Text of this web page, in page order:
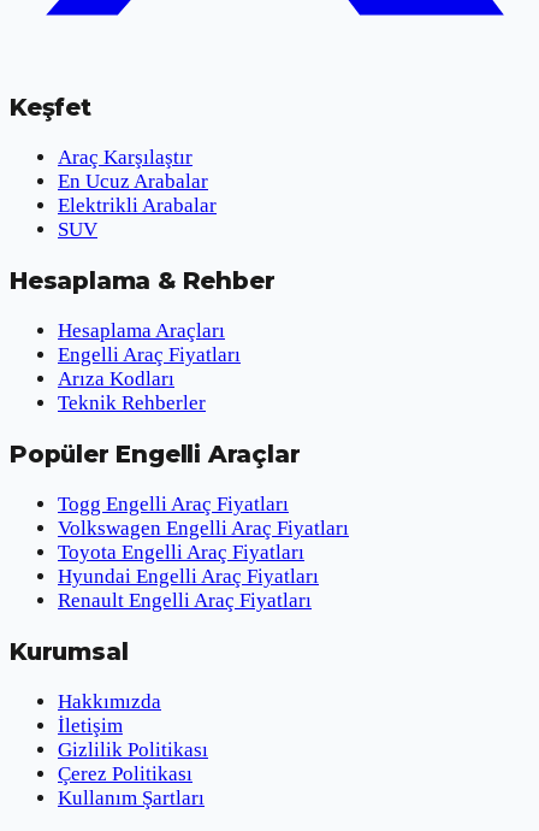
Keşfet
Araç Karşılaştır
En Ucuz Arabalar
Elektrikli Arabalar
SUV
Hesaplama & Rehber
Hesaplama Araçları
Engelli Araç Fiyatları
Arıza Kodları
Teknik Rehberler
Popüler Engelli Araçlar
Togg Engelli Araç Fiyatları
Volkswagen Engelli Araç Fiyatları
Toyota Engelli Araç Fiyatları
Hyundai Engelli Araç Fiyatları
Renault Engelli Araç Fiyatları
Kurumsal
Hakkımızda
İletişim
Gizlilik Politikası
Çerez Politikası
Kullanım Şartları